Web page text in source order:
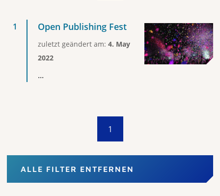
Open Publishing Fest
zuletzt geändert am: 4. May
2022
...
1
ALLE FILTER ENTFERNEN